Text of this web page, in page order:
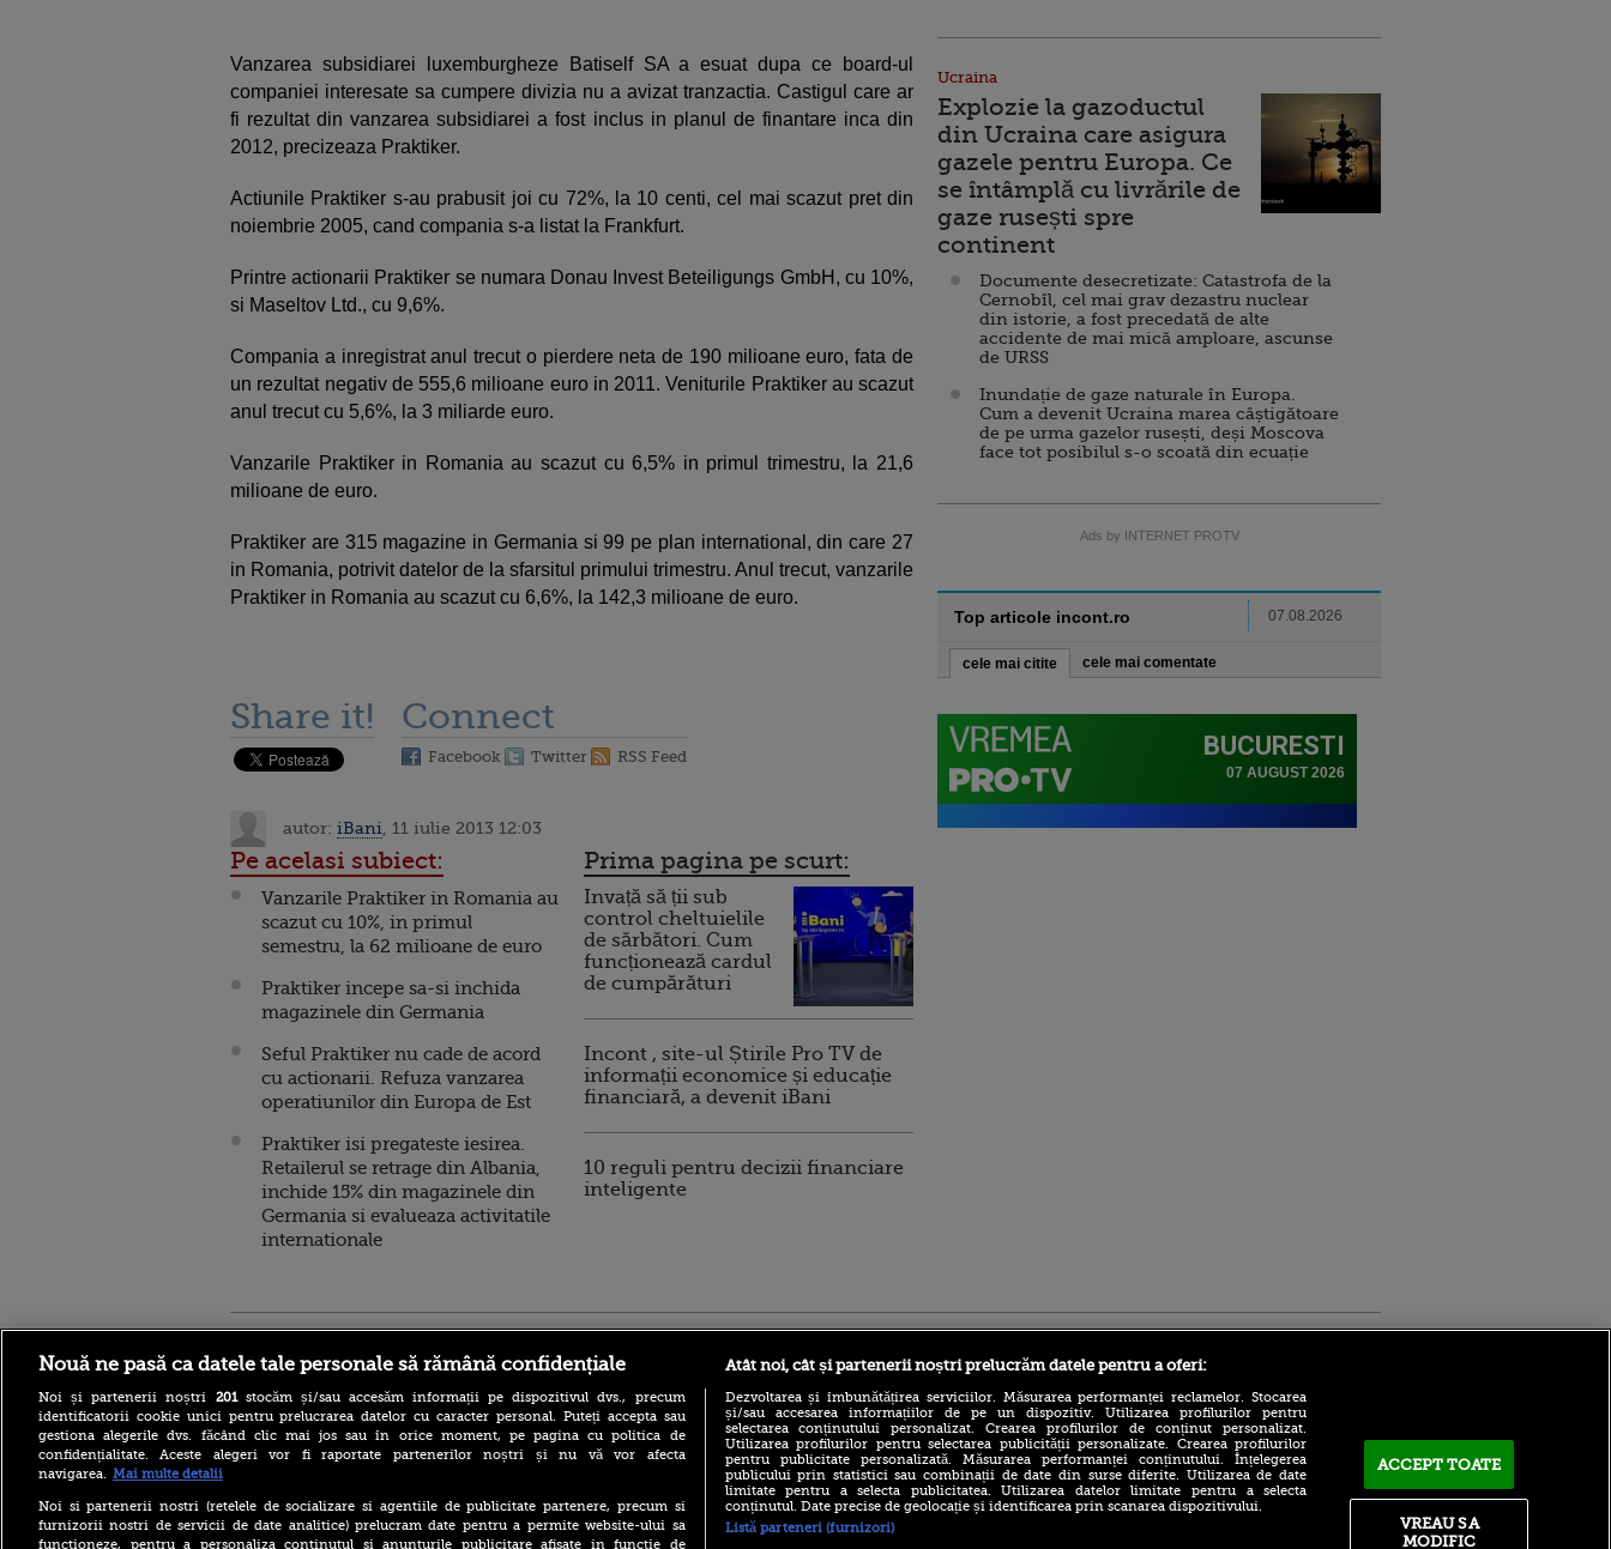
Vanzarea subsidiarei luxemburgheze Batiself SA a esuat dupa ce board-ul
companiei interesate sa cumpere divizia nu a avizat tranzactia. Castigul care ar
fi rezultat din vanzarea subsidiarei a fost inclus in planul de finantare inca din
2012, precizeaza Praktiker.
Actiunile Praktiker s-au prabusit joi cu 72%, la 10 centi, cel mai scazut pret din
noiembrie 2005, cand compania s-a listat la Frankfurt.
Printre actionarii Praktiker se numara Donau Invest Beteiligungs GmbH, cu 10%,
si Maseltov Ltd., cu 9,6%.
Compania a inregistrat anul trecut o pierdere neta de 190 milioane euro, fata de
un rezultat negativ de 555,6 milioane euro in 2011. Veniturile Praktiker au scazut
anul trecut cu 5,6%, la 3 miliarde euro.
Vanzarile Praktiker in Romania au scazut cu 6,5% in primul trimestru, la 21,6
milioane de euro.
Praktiker are 315 magazine in Germania si 99 pe plan international, din care 27
in Romania, potrivit datelor de la sfarsitul primului trimestru. Anul trecut, vanzarile
Praktiker in Romania au scazut cu 6,6%, la 142,3 milioane de euro.
Share it! Connect
Facebook Twitter RSS Feed
autor: iBani , 11 iulie 2013 12:03
Pe acelasi subiect:
Vanzarile Praktiker in Romania au
scazut cu 10%, in primul
semestru, la 62 milioane de euro
Praktiker incepe sa-si inchida
magazinele din Germania
Seful Praktiker nu cade de acord
cu actionarii. Refuza vanzarea
operatiunilor din Europa de Est
Praktiker isi pregateste iesirea.
Retailerul se retrage din Albania,
inchide 15% din magazinele din
Germania si evalueaza activitatile
internationale
Prima pagina pe scurt:
Invață să ții sub
control cheltuielile
de sărbători. Cum
funcționează cardul
de cumpărături
Incont , site-ul Știrile Pro TV de
informații economice și educație
financiară, a devenit iBani
10 reguli pentru decizii financiare
inteligente
Ucraina
Explozie la gazoductul
din Ucraina care asigura
gazele pentru Europa. Ce
se întâmplă cu livrările de
gaze rusești spre
continent
Documente desecretizate: Catastrofa de la
Cernobîl, cel mai grav dezastru nuclear
din istorie, a fost precedată de alte
accidente de mai mică amploare, ascunse
de URSS
Inundație de gaze naturale în Europa.
Cum a devenit Ucraina marea câștigătoare
de pe urma gazelor rusești, deși Moscova
face tot posibilul s-o scoată din ecuație
Ads by INTERNET PROTV
Top articole incont.ro 07.08.2026
cele mai citite cele mai comentate
româncă a fost arestată în
Germania pentru spionaj în
favoarea Rusiei
(P) Descoperă Lumea
Evenimentelor din România
Atmosferă din altă lume la
Nouă ne pasă ca datele tale personale să rămână confidențiale
Noi și partenerii noștri 201stocăm și/sau accesăm informații pe dispozitivul dvs., precum
identificatorii cookie unici pentru prelucrarea datelor cu caracter personal. Puteți accepta sau
gestiona alegerile dvs. făcând clic mai jos sau în orice moment, pe pagina cu politica de
confidențialitate. Aceste alegeri vor fi raportate partenerilor noștri și nu vă vor afecta
navigarea. Mai multe detalii
Noi si partenerii nostri (retelele de socializare si agentiile de publicitate partenere, precum si
furnizorii nostri de servicii de date analitice) prelucram date pentru a permite website-ului sa
functioneze, pentru a personaliza continutul si anunturile publicitare afisate in functie de
Atât noi, cât și partenerii noștri prelucrăm datele pentru a oferi:
Dezvoltarea și îmbunătățirea serviciilor. Măsurarea performanței reclamelor. Stocarea
și/sau accesarea informațiilor de pe un dispozitiv. Utilizarea profilurilor pentru
selectarea conținutului personalizat. Crearea profilurilor de conținut personalizat.
Utilizarea profilurilor pentru selectarea publicității personalizate. Crearea profilurilor
pentru publicitate personalizată. Măsurarea performanței conținutului. Înțelegerea
publicului prin statistici sau combinații de date din surse diferite. Utilizarea de date
limitate pentru a selecta publicitatea. Utilizarea datelor limitate pentru a selecta
conținutul. Date precise de geolocație și identificarea prin scanarea dispozitivului.
Listă parteneri (furnizori)
ACCEPT TOATE
VREAU SA
MODIFIC